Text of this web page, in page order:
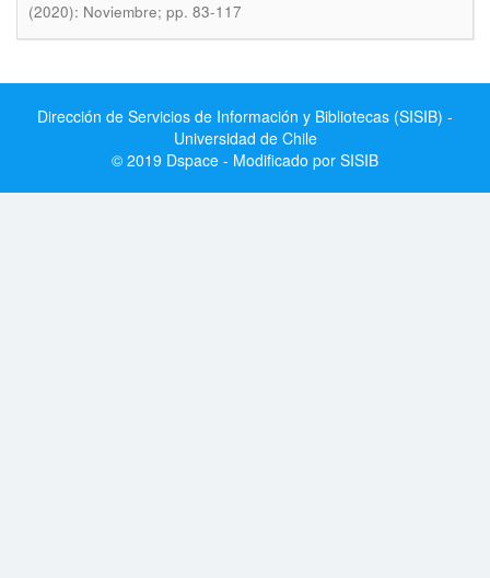
(2020): Noviembre; pp. 83-117
Dirección de Servicios de Información y Bibliotecas (SISIB) -
Universidad de Chile
© 2019 Dspace - Modificado por SISIB